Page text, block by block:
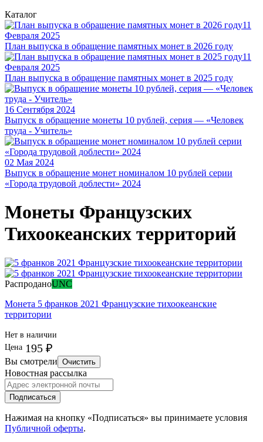
Каталог
11
Февраля 2025
План выпуска в обращение памятных монет в 2026 году
11
Февраля 2025
План выпуска в обращение памятных монет в 2025 году
16 Сентября 2024
Выпуск в обращение монеты 10 рублей, серия — «Человек
труда - Учитель»
02 Мая 2024
Выпуск в обращение монет номиналом 10 рублей серии
«Города трудовой доблести» 2024
Монеты Французских
Тихоокеанских территорий
РаспроданоUNC
Монета 5 франков 2021 Французские тихоокеанские
территории
Нет в наличии
Цена 195 ₽
Вы смотрели Очистить
Новостная рассылка
Подписаться
Нажимая на кнопку «Подписаться» вы принимаете условия
Публичной оферты.